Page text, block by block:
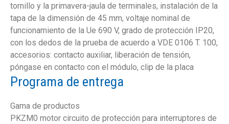
tornillo y la primavera-jaula de terminales, instalación de la
tapa de la dimensión de 45 mm, voltaje nominal de
funcionamiento de la Ue 690 V, grado de protección IP20,
con los dedos de la prueba de acuerdo a VDE 0106 T. 100,
accesorios: contacto auxiliar, liberación de tensión,
póngase en contacto con el módulo, clip de la placa
Programa de entrega
Gama de productos
PKZM0 motor circuito de protección para interruptores de